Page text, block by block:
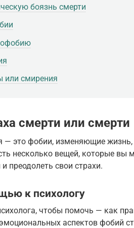
боязнь смерти
или смирения
смерти или смерти
— это фобии, изменяющие
несколько вещей, которые вы
преодолеть свои страхи.
к психологу
чтобы помочь — как
аспектов фобий